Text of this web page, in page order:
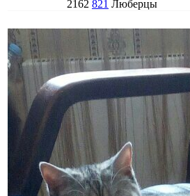
2162 821 Люберцы